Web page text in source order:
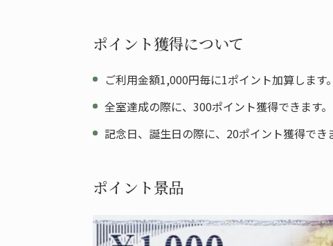
ポイント獲得について
ご利用金額1,000円毎に1ポイント加算します。
全室達成の際に、300ポイント獲得できます。
記念日、誕生日の際に、20ポイント獲得でき
ポイント景品